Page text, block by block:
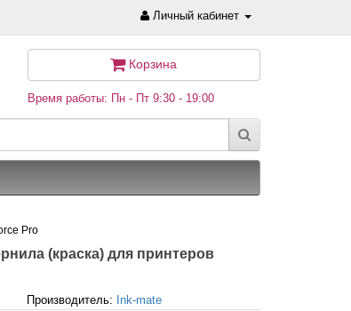
Личный кабинет
Корзина
Время работы: Пн - Пт 9:30 - 19:00
Pro
(краска) для принтеров
Производитель: Ink-mate